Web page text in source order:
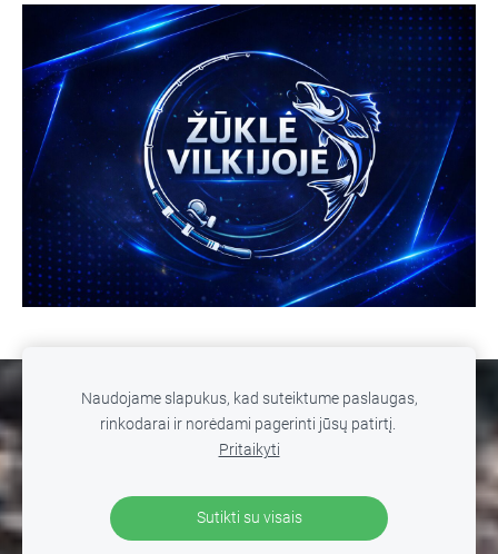
SLAPUKAI
© 2026 MB WILD FISHING. Žūklė Vilkijoje. Visos teisės
sutikimo draudžiama
Naudojame slapukus, kad suteiktume paslaugas,
rinkodarai ir norėdami pagerinti jūsų patirtį.
Pritaikyti
Sutikti su visais